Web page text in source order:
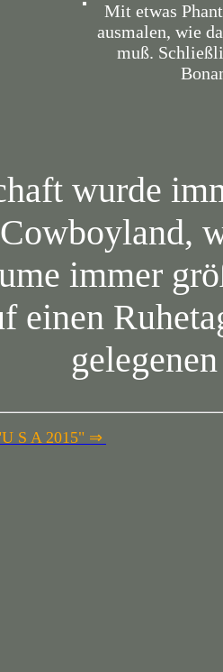
Mit etwas
ausmalen, wie
muß.
wurde
immer
einen
S A 2015" ⇒